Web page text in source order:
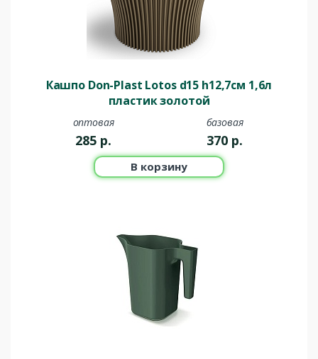
Кашпо Don-Plast Lotos d15 h12,7см 1,6л
пластик золотой
оптовая
285 р.
базовая
370 р.
В корзину